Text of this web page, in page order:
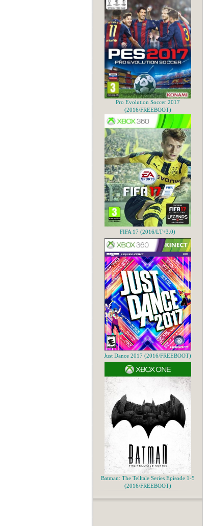
Pro Evolution Soccer 2017
(2016/FREEBOOT)
FIFA 17 (2016/LT+3.0)
Just Dance 2017 (2016/FREEBOOT)
Batman: The Telltale Series Episode 1-5
(2016/FREEBOOT)